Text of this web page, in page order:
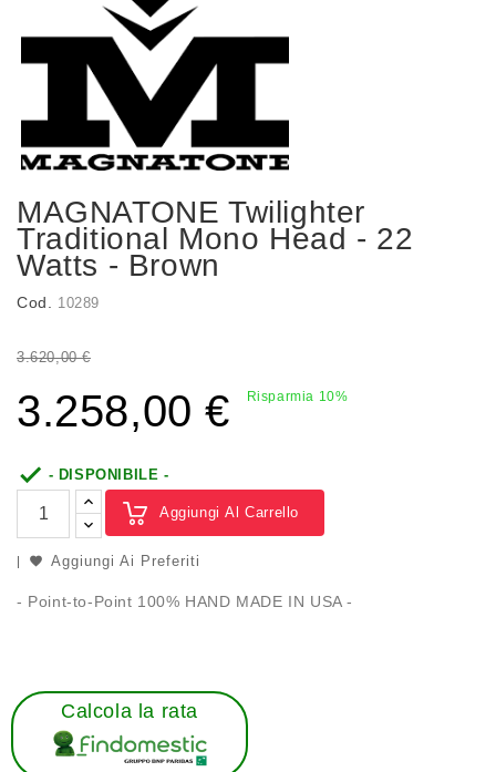
MAGNATONE Twilighter
Traditional Mono Head - 22
Watts - Brown
Cod. 10289
3.620,00 €
3.258,00 € Risparmia 10%
 - DISPONIBILE -
Aggiungi Al Carrello
Aggiungi Ai Preferiti
- Point-to-Point 100% HAND MADE IN USA -
Calcola la rata